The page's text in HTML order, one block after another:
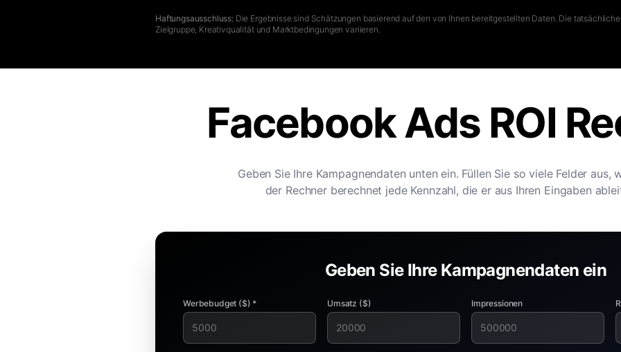
Haftungsausschluss: Die Ergebnisse sind Schätzungen basierend auf den von Ihnen bereitgestellten Daten. Die
Zielgruppe, Kreativqualität und Marktbedingungen variieren.
Facebook Ads ROI
Geben Sie Ihre Kampagnendaten unten ein. Füllen Sie so viele Felder aus,
der Rechner berechnet jede Kennzahl, die er aus Ihren Eingaben
Geben Sie Ihre Kampagnendaten ein
Werbebudget ($) * Umsatz ($) Impressionen